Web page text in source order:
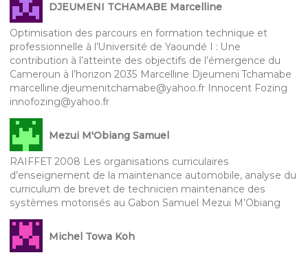
DJEUMENI TCHAMABE Marcelline
Optimisation des parcours en formation technique et
professionnelle à l’Université de Yaoundé I : Une
contribution à l’atteinte des objectifs de l’émergence du
Cameroun à l’horizon 2035 Marcelline Djeumeni Tchamabe
marcelline.djeumenitchamabe@yahoo.fr Innocent Fozing
innofozing@yahoo.fr
Mezui M'Obiang Samuel
RAIFFET 2008 Les organisations curriculaires
d’enseignement de la maintenance automobile, analyse du
curriculum de brevet de technicien maintenance des
systèmes motorisés au Gabon Samuel Mezui M’Obiang
Michel Towa Koh